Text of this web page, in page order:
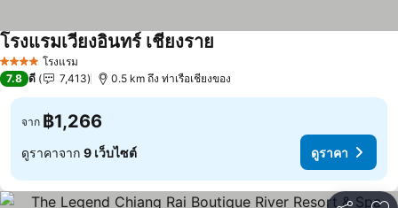
4 ดาว โรงแรม
โรงแรมเวียงอินทร์ เชียงราย
7.8 ดี 7,413 0.5 km ถึง ท่าเรือเชียงของ
จาก ฿1,266
ดูราคาจาก 9 เว็บไซต์ ดูราคา